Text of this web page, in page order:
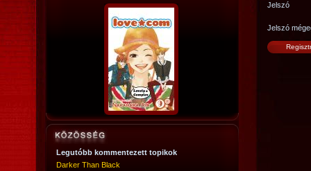
Legutóbb kommentezett topikok
Darker Than Black
Jelszó
Jelszó